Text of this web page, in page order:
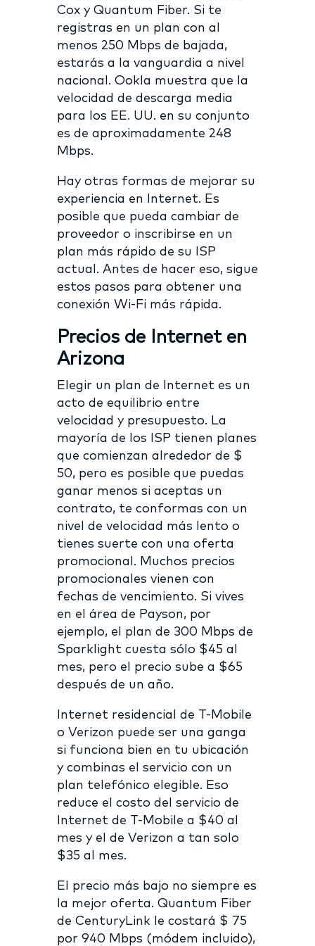
Cox y Quantum Fiber. Si te
registras en un plan con al
menos 250 Mbps de bajada,
estarás a la vanguardia a nivel
nacional. Ookla muestra que la
velocidad de descarga media
para los EE. UU. en su conjunto
es de aproximadamente 248
Mbps.
Hay otras formas de mejorar su
experiencia en Internet. Es
posible que pueda cambiar de
proveedor o inscribirse en un
plan más rápido de su ISP
actual. Antes de hacer eso, sigue
estos pasos para obtener una
conexión Wi-Fi más rápida.
Precios de Internet en
Arizona
Elegir un plan de Internet es un
acto de equilibrio entre
velocidad y presupuesto. La
mayoría de los ISP tienen planes
que comienzan alrededor de $
50, pero es posible que puedas
ganar menos si aceptas un
contrato, te conformas con un
nivel de velocidad más lento o
tienes suerte con una oferta
promocional. Muchos precios
promocionales vienen con
fechas de vencimiento. Si vives
en el área de Payson, por
ejemplo, el plan de 300 Mbps de
Sparklight cuesta sólo $45 al
mes, pero el precio sube a $65
después de un año.
Internet residencial de T-Mobile
o Verizon puede ser una ganga
si funciona bien en tu ubicación
y combinas el servicio con un
plan telefónico elegible. Eso
reduce el costo del servicio de
Internet de T-Mobile a $40 al
mes y el de Verizon a tan solo
$35 al mes.
El precio más bajo no siempre es
la mejor oferta. Quantum Fiber
de CenturyLink le costará $ 75
por 940 Mbps (módem incluido),